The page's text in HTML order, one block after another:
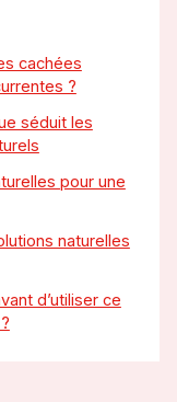
cachées
?
séduit les
pour une
naturelles
d’utiliser ce